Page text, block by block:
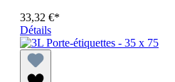
33,32 €*
Détails